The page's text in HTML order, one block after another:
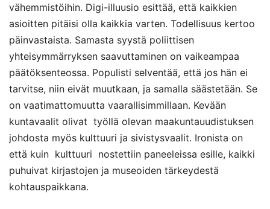
vähemmistöihin. Digi-illuusio esittää, että kaikkien
asioitten pitäisi olla kaikkia varten. Todellisuus kertoo
päinvastaista. Samasta syystä poliittisen
yhteisymmärryksen saavuttaminen on vaikeampaa
päätöksenteossa. Populisti selventää, että jos hän ei
tarvitse, niin eivät muutkaan, ja samalla säästetään. Se
on vaatimattomuutta vaarallisimmillaan. Kevään
kuntavaalit olivat työllä olevan maakuntauudistuksen
johdosta myös kulttuuri ja sivistysvaalit. Ironista on
että kuin kulttuuri nostettiin paneeleissa esille, kaikki
puhuivat kirjastojen ja museoiden tärkeydestä
kohtauspaikkana.